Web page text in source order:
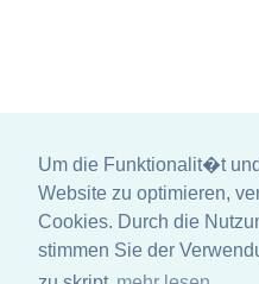
Um die Funktionalit�t
Website zu optimieren,
Cookies. Durch die
stimmen Sie der